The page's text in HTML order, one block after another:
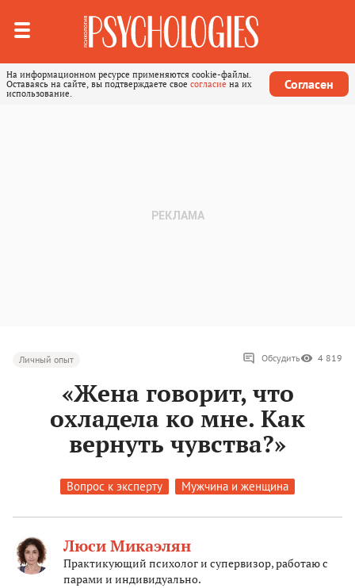
На информационном ресурсе применяются cookie-файлы.
Оставаясь на сайте, вы подтверждаете свое согласие на их
использование.
Согласен
Личный опыт Обсудить 4 819
«Жена говорит, что
охладела ко мне. Как
вернуть чувства?»
Вопрос к эксперту Мужчина и женщина
Люси Микаэлян
Практикующий психолог и супервизор, работаю с
парами и индивидуально.